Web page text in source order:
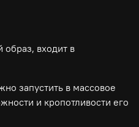
входит в
запустить в массовое
и кропотливости его